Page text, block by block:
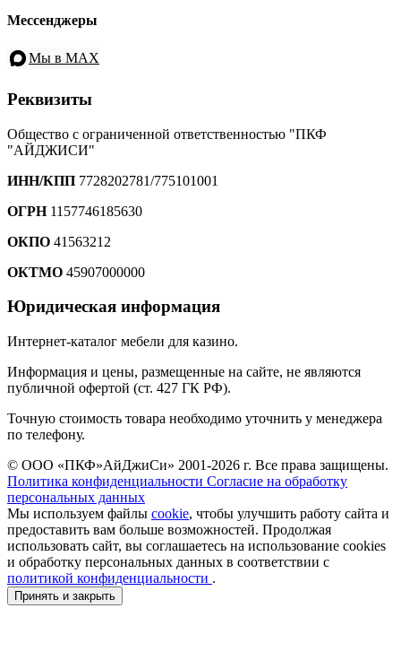
Мессенджеры
Мы в MAX
Реквизиты
Общество с ограниченной ответственностью "ПКФ
"АЙДЖИСИ"
ИНН/КПП 7728202781/775101001
ОГРН1157746185630
ОКПО 41563212
ОКТМО 45907000000
Юридическая информация
Интернет-каталог мебели для казино.
Информация и цены, размещенные на сайте, не являются
публичной офертой (ст. 427 ГК РФ).
Точную стоимость товара необходимо уточнить у менеджера
по телефону.
© ООО «ПКФ»АйДжиСи» 2001-2026 г. Все права защищены.
Политика конфиденциальности Согласие на обработку
персональных данных
Мы используем файлы cookie, чтобы улучшить работу сайта и
предоставить вам больше возможностей. Продолжая
использовать сайт, вы соглашаетесь на использование cookies
и обработку персональных данных в соответствии с
политикой конфиденциальности .
Принять и закрыть